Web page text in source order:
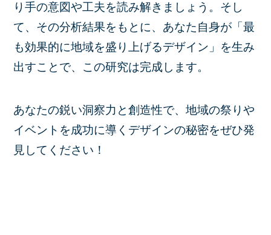
り手の意図や工夫を読み解きましょう。そし
て、その分析結果をもとに、あなた自身が「最
も効果的に地域を盛り上げるデザイン」を生み
出すことで、この研究は完成します。
あなたの鋭い洞察力と創造性で、地域の祭りや
イベントを成功に導くデザインの秘密をぜひ発
見してください！